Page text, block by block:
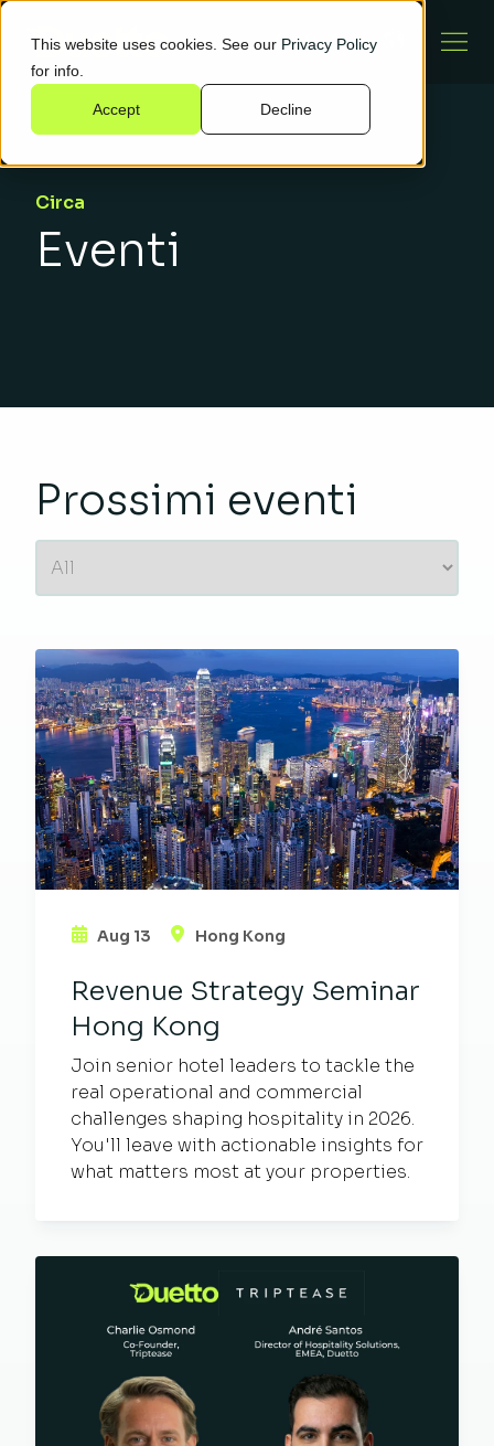
This website uses cookies. See our Privacy Policy
for info.
Accept Decline
Circa
Eventi
Prossimi eventi
Aug 13 Hong Kong
Revenue Strategy Seminar
Hong Kong
Join senior hotel leaders to tackle the
real operational and commercial
challenges shaping hospitality in 2026.
You'll leave with actionable insights for
what matters most at your properties.